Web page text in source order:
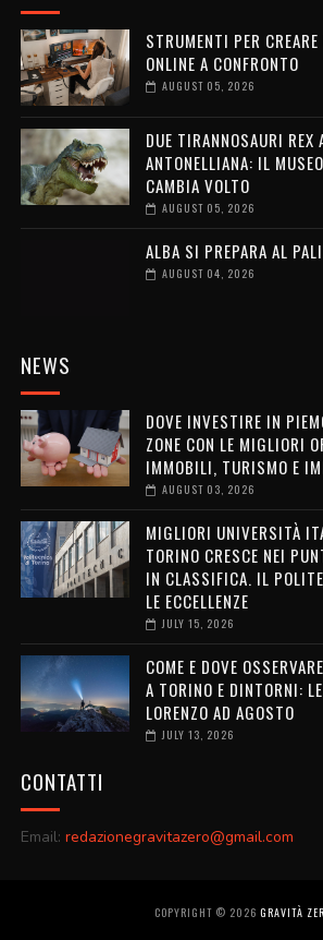
STRUMENTI PER
ONLINE A CONFRONTO
AUGUST 05, 2026
DUE TIRANNOSAURI REX
ANTONELLIANA: IL
CAMBIA VOLTO
AUGUST 05, 2026
ALBA SI PREPARA AL
AUGUST 04, 2026
NEWS
DOVE INVESTIRE IN
ZONE CON LE MIGLIORI
IMMOBILI, TURISMO E
AUGUST 03, 2026
MIGLIORI UNIVERSITÀ
TORINO CRESCE NEI
IN CLASSIFICA. IL
LE ECCELLENZE
JULY 15, 2026
COME E DOVE
A TORINO E DINTORNI:
LORENZO AD AGOSTO
JULY 13, 2026
CONTATTI
Email: redazionegravitazero@gmail.com
COPYRIGHT © 2026GRAVITÀ